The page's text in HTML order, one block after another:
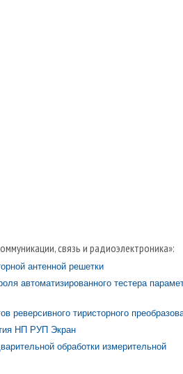
связь и радиоэлектроника»:
антенной решетки
автоматизированного тестера
реверсивного тиристорного
НП РУП Экран
обработки измерительной